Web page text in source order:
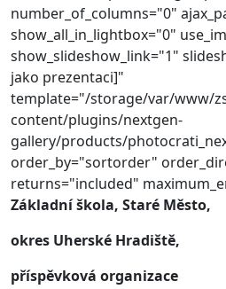
number_of_columns="0"
show_all_in_lightbox="0"
show_slideshow_link="1"
jako prezentaci]"
template="/storage/var/www/
content/plugins/nextgen-
gallery/products/
order_by="sortorder"
returns="included"
Základní škola, Staré Město,
okres Uherské Hradiště,
příspěvková organizace